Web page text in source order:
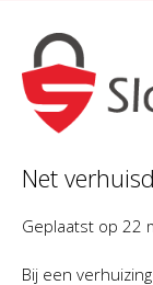
Net
Geplaatst op 22
Bij een